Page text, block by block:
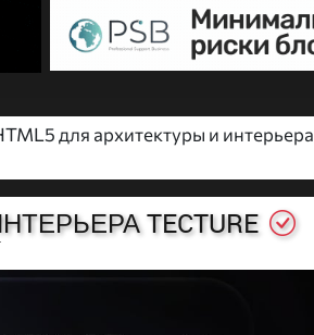
для архитектуры и интерьера
TECTURE